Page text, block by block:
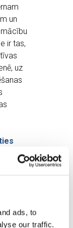
ads, to
our traffic.
un
ir tas,
uz
(bet ne